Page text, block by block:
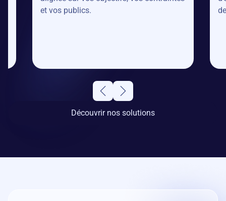
et vos publics.
Découvrir nos solutions